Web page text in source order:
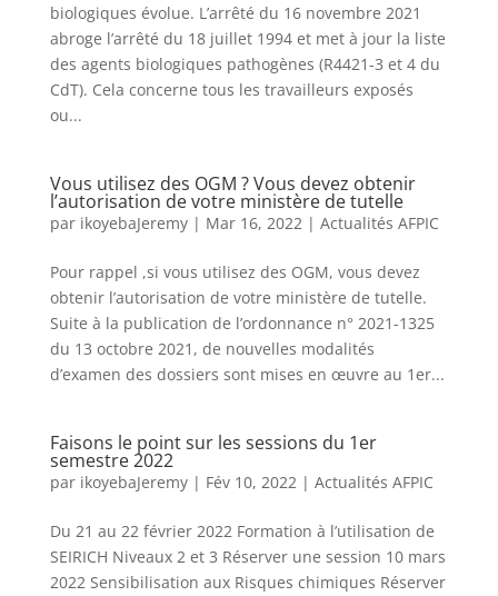
biologiques évolue. L’arrêté du 16 novembre 2021
abroge l’arrêté du 18 juillet 1994 et met à jour la liste
des agents biologiques pathogènes (R4421-3 et 4 du
CdT). Cela concerne tous les travailleurs exposés
ou...
Vous utilisez des OGM ? Vous devez obtenir
l’autorisation de votre ministère de tutelle
par ikoyebaJeremy| Mar 16, 2022| Actualités AFPIC
Pour rappel ,si vous utilisez des OGM, vous devez
obtenir l’autorisation de votre ministère de tutelle.
Suite à la publication de l’ordonnance n° 2021-1325
du 13 octobre 2021, de nouvelles modalités
d’examen des dossiers sont mises en œuvre au 1er...
Faisons le point sur les sessions du 1er
semestre 2022
par ikoyebaJeremy| Fév 10, 2022| Actualités AFPIC
Du 21 au 22 février 2022 Formation à l’utilisation de
SEIRICH Niveaux 2 et 3 Réserver une session 10 mars
2022 Sensibilisation aux Risques chimiques Réserver